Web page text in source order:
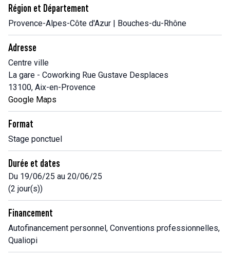
Région et Département
Provence-Alpes-Côte d'Azur | Bouches-du-Rhône
Adresse
Centre ville
La gare - Coworking Rue Gustave Desplaces
13100, Aix-en-Provence
Google Maps
Format
Stage ponctuel
Durée et dates
Du 19/06/25 au 20/06/25
(2 jour(s))
Financement
Autofinancement personnel, Conventions professionnelles,
Qualiopi